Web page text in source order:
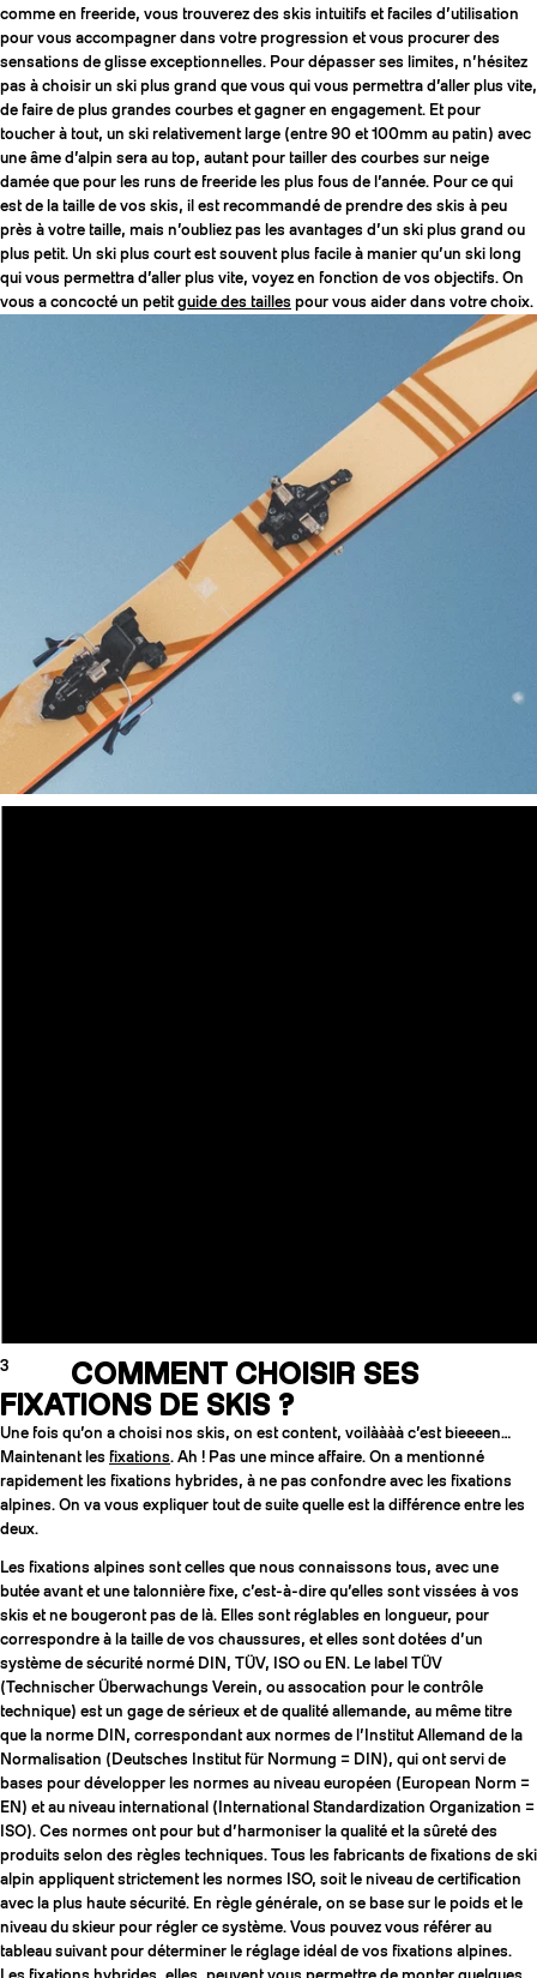
comme en freeride, vous trouverez des skis intuitifs et faciles d’utilisation
pour vous accompagner dans votre progression et vous procurer des
sensations de glisse exceptionnelles. Pour dépasser ses limites, n’hésitez
pas à choisir un ski plus grand que vous qui vous permettra d’aller plus vite,
de faire de plus grandes courbes et gagner en engagement. Et pour
toucher à tout, un ski relativement large (entre 90 et 100mm au patin) avec
une âme d’alpin sera au top, autant pour tailler des courbes sur neige
damée que pour les runs de freeride les plus fous de l’année. Pour ce qui
est de la taille de vos skis, il est recommandé de prendre des skis à peu
près à votre taille, mais n’oubliez pas les avantages d’un ski plus grand ou
plus petit. Un ski plus court est souvent plus facile à manier qu’un ski long
qui vous permettra d’aller plus vite, voyez en fonction de vos objectifs. On
vous a concocté un petitguide des tailles pour vous aider dans votre choix.
3
COMMENT CHOISIR SES
FIXATIONS DE SKIS ?
Une fois qu’on a choisi nos skis, on est content, voilàààà c’est bieeeen…
Maintenant les fixations. Ah ! Pas une mince affaire. On a mentionné
rapidement les fixations hybrides, à ne pas confondre avec les fixations
alpines. On va vous expliquer tout de suite quelle est la différence entre les
deux.
Les fixations alpines sont celles que nous connaissons tous, avec une
butée avant et une talonnière fixe, c’est-à-dire qu’elles sont vissées à vos
skis et ne bougeront pas de là. Elles sont réglables en longueur, pour
correspondre à la taille de vos chaussures, et elles sont dotées d’un
système de sécurité normé DIN, TÜV, ISO ou EN. Le label TÜV
(Technischer Überwachungs Verein, ou assocation pour le contrôle
technique) est un gage de sérieux et de qualité allemande, au même titre
que la norme DIN, correspondant aux normes de l’Institut Allemand de la
Normalisation (Deutsches Institut für Normung = DIN), qui ont servi de
bases pour développer les normes au niveau européen (European Norm =
EN) et au niveau international (International Standardization Organization =
ISO). Ces normes ont pour but d’harmoniser la qualité et la sûreté des
produits selon des règles techniques. Tous les fabricants de fixations de ski
alpin appliquent strictement les normes ISO, soit le niveau de certification
avec la plus haute sécurité. En règle générale, on se base sur le poids et le
niveau du skieur pour régler ce système. Vous pouvez vous référer au
tableau suivant pour déterminer le réglage idéal de vos fixations alpines.